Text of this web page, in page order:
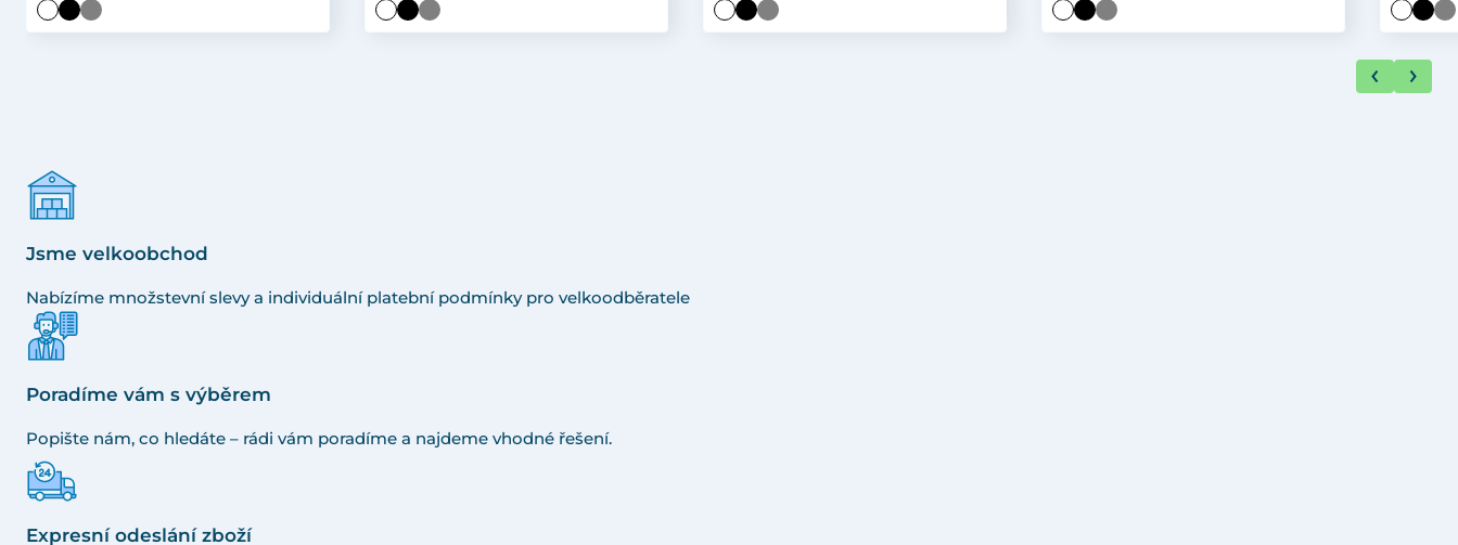
Jsme velkoobchod
Nabízíme množstevní slevy a individuální platební podmínky pro velkoodběratele
Poradíme vám s výběrem
Popište nám, co hledáte – rádi vám poradíme a najdeme vhodné řešení.
Expresní odeslání zboží